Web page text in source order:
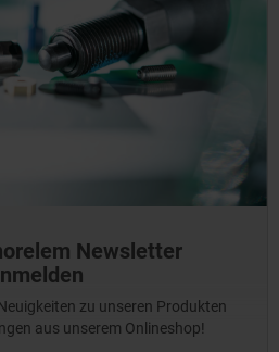
Newsletter
zu unseren Produkten
aus unserem Onlineshop!